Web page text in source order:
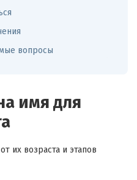
вопросы
имя для
их возраста и этапов